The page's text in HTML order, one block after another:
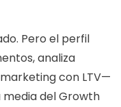
Pero el perfil
analiza
con LTV—
media del Growth